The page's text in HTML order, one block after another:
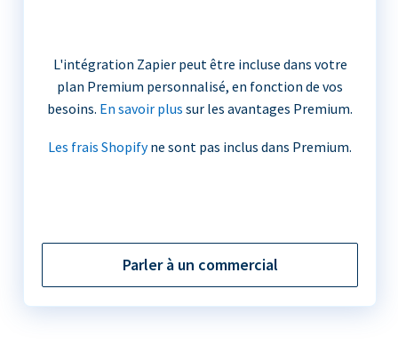
L'intégration Zapier peut être incluse dans votre
plan Premium personnalisé, en fonction de vos
besoins. En savoir plus sur les avantages Premium.
Les frais Shopifyne sont pas inclus dans Premium.
Parler à un commercial